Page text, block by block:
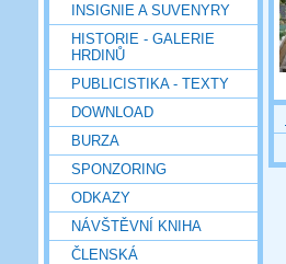
INSIGNIE A SUVENYRY
HISTORIE - GALERIE
HRDINŮ
PUBLICISTIKA - TEXTY
DOWNLOAD
BURZA
SPONZORING
ODKAZY
NÁVŠTĚVNÍ KNIHA
ČLENSKÁ